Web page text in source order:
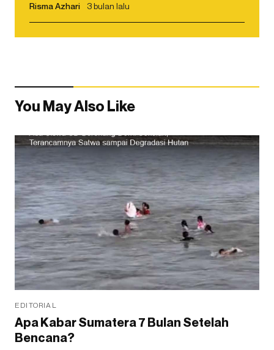
Risma Azhari 3 bulan lalu
You May Also Like
EDITORIAL
Apa Kabar Sumatera 7 Bulan Setelah
Bencana?